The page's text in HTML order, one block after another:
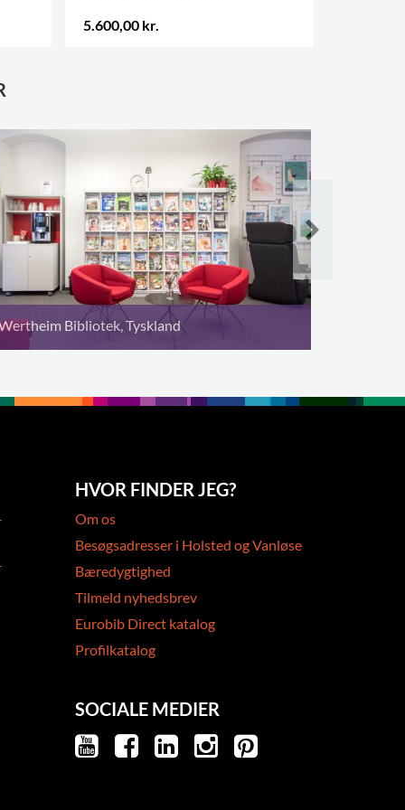
5.600,00 kr.
Bibliotek, Tyskland
HVOR FINDER JEG?
Om os
Besøgsadresser i Holsted og Vanløse
Bæredygtighed
Tilmeld nyhedsbrev
Eurobib Direct katalog
Profilkatalog
SOCIALE MEDIER